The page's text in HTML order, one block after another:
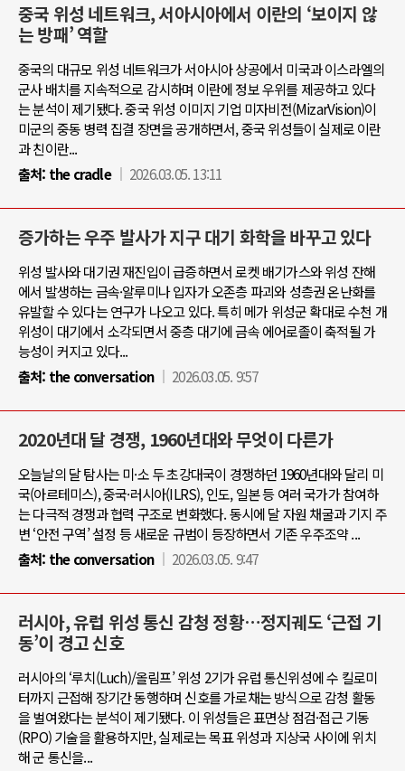
중국 위성 네트워크, 서아시아에서 이란의 ‘보이지 않
는 방패’ 역할
중국의 대규모 위성 네트워크가 서아시아 상공에서 미국과 이스라엘의
군사 배치를 지속적으로 감시하며 이란에 정보 우위를 제공하고 있다
는 분석이 제기됐다. 중국 위성 이미지 기업 미자비전(MizarVision)이
미군의 중동 병력 집결 장면을 공개하면서, 중국 위성들이 실제로 이란
과 친이란...
출처: the cradle 2026.03.05. 13:11
증가하는 우주 발사가 지구 대기 화학을 바꾸고 있다
위성 발사와 대기권 재진입이 급증하면서 로켓 배기가스와 위성 잔해
에서 발생하는 금속·알루미나 입자가 오존층 파괴와 성층권 온난화를
유발할 수 있다는 연구가 나오고 있다. 특히 메가 위성군 확대로 수천 개
위성이 대기에서 소각되면서 중층 대기에 금속 에어로졸이 축적될 가
능성이 커지고 있다...
출처: the conversation 2026.03.05. 9:57
2020년대 달 경쟁, 1960년대와 무엇이 다른가
오늘날의 달 탐사는 미·소 두 초강대국이 경쟁하던 1960년대와 달리 미
국(아르테미스), 중국·러시아(ILRS), 인도, 일본 등 여러 국가가 참여하
는 다극적 경쟁과 협력 구조로 변화했다. 동시에 달 자원 채굴과 기지 주
변 ‘안전 구역’ 설정 등 새로운 규범이 등장하면서 기존 우주조약 ...
출처: the conversation 2026.03.05. 9:47
러시아, 유럽 위성 통신 감청 정황…정지궤도 ‘근접 기
동’이 경고 신호
러시아의 ‘루치(Luch)/올림프’ 위성 2기가 유럽 통신위성에 수 킬로미
터까지 근접해 장기간 동행하며 신호를 가로채는 방식으로 감청 활동
을 벌여왔다는 분석이 제기됐다. 이 위성들은 표면상 점검·접근 기동
(RPO) 기술을 활용하지만, 실제로는 목표 위성과 지상국 사이에 위치
해 군 통신을...